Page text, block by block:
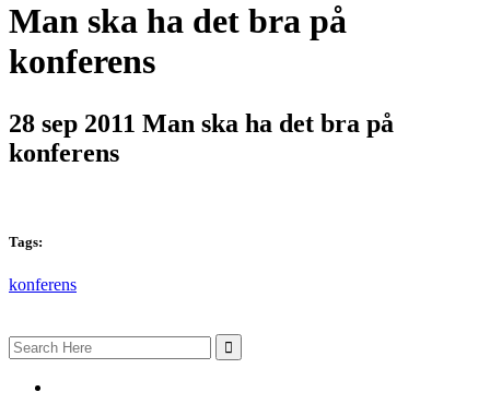
Man ska ha det bra på
konferens
28 sep 2011 Man ska ha det bra på
konferens
Tags:
konferens
Search
for: